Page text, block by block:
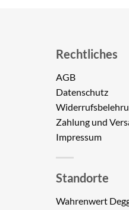
Rechtliches
AGB
Datenschutz
Zahlung und
Impressum
Standorte
Wahrenwert